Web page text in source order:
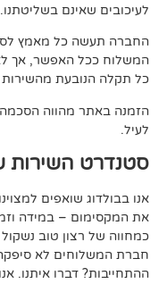
בשליטתנו.
מאמץ לסייע בטיפול בפניות
אך לא תישא באחריות
מהשירות הלוגיסטי החיצוני.
הסכמה מלאה ומודעת
של בולדוג
למצוינות, אך מתוך
במידה וזמן האספקה
טוב נשקול להעניק לכם
לא סיפקה את המשלוח וכבר
איתנו. אנו נבדוק את